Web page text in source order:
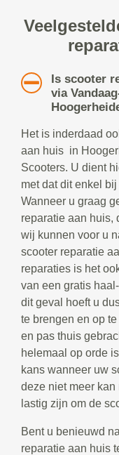
Is scooter
via
Het is inderdaad
aan huis in
Scooters. U dient
met dat dit enkel
Wanneer u graag
reparatie aan huis,
wij kunnen voor u
scooter reparatie
reparaties is het
van een gratis
dit geval hoeft u
te brengen en op
en pas thuis
helemaal op orde
kans wanneer uw
deze niet meer
lastig zijn om de
Bent u benieuwd
reparatie aan huis